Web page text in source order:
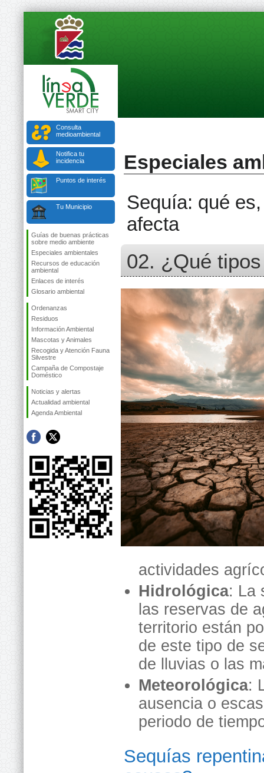
Consulta
medioambiental
Notifica tu
incidencia
Puntos de interés
Tu Municipio
Guías de buenas prácticas
sobre medio ambiente
Especiales ambientales
Recursos de educación
ambiental
Enlaces de interés
Glosario ambiental
Ordenanzas
Residuos
Información Ambiental
Mascotas y Animales
Recogida y Atención Fauna
Silvestre
Campaña de Compostaje
Doméstico
Noticias y alertas
Actualidad ambiental
Agenda Ambiental
Especiales
Sequía: qué
afecta
02. ¿Qué
actividades
Hidrológica: La
las reservas de
territorio están
de este tipo de
de lluvias o las
Meteorológica:
ausencia o
periodo de
Sequías